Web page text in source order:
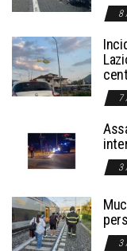
8
7
3
3